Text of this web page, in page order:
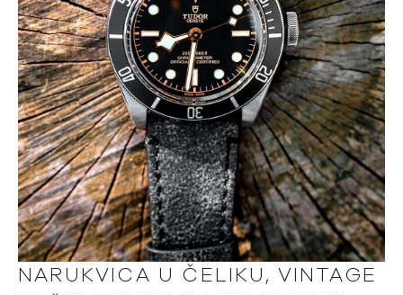
NARUKVICA U ČELIKU, VINTAGE